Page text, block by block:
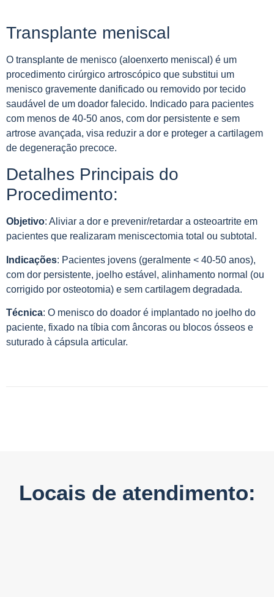
Transplante meniscal
O transplante de menisco (aloenxerto meniscal) é um
procedimento cirúrgico artroscópico que substitui um
menisco gravemente danificado ou removido por tecido
saudável de um doador falecido. Indicado para pacientes
com menos de 40-50 anos, com dor persistente e sem
artrose avançada, visa reduzir a dor e proteger a cartilagem
de degeneração precoce.
Detalhes Principais do
Procedimento:
Objetivo: Aliviar a dor e prevenir/retardar a osteoartrite em
pacientes que realizaram meniscectomia total ou subtotal.
Indicações: Pacientes jovens (geralmente < 40-50 anos),
com dor persistente, joelho estável, alinhamento normal (ou
corrigido por osteotomia) e sem cartilagem degradada.
Técnica: O menisco do doador é implantado no joelho do
paciente, fixado na tíbia com âncoras ou blocos ósseos e
suturado à cápsula articular.
Locais de atendimento: